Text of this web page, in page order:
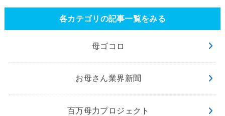
各カテゴリの記事一覧をみる
母ゴコロ
お母さん業界新聞
百万母力プロジェクト